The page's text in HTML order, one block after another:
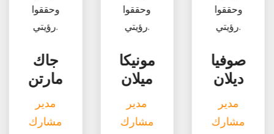
وحققوا
رؤيتي.
مونيكا
ميلان
مدير
مشارك
وحققوا
رؤيتي.
صوفيا
ديلان
مدير
مشارك
وحققوا
رؤيتي.
جاك
مارتن
مدير
مشارك